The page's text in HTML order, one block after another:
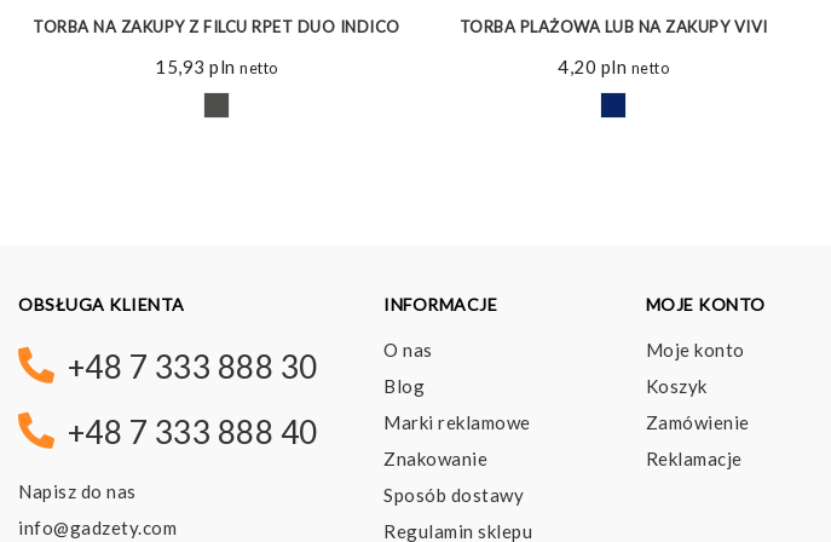
TORBA NA ZAKUPY Z FILCU RPET DUO INDICO
15,93pln netto
TORBA PLAŻOWA LUB NA ZAKUPY VIVI
4,20 pln netto
OBSŁUGA KLIENTA
+48 7 333 888 30
+48 7 333 888 40
Napisz do nas
info@gadzety.com
INFORMACJE
O nas
Blog
Marki reklamowe
Znakowanie
Sposób dostawy
Regulamin sklepu
MOJE KONTO
Moje konto
Koszyk
Zamówienie
Reklamacje